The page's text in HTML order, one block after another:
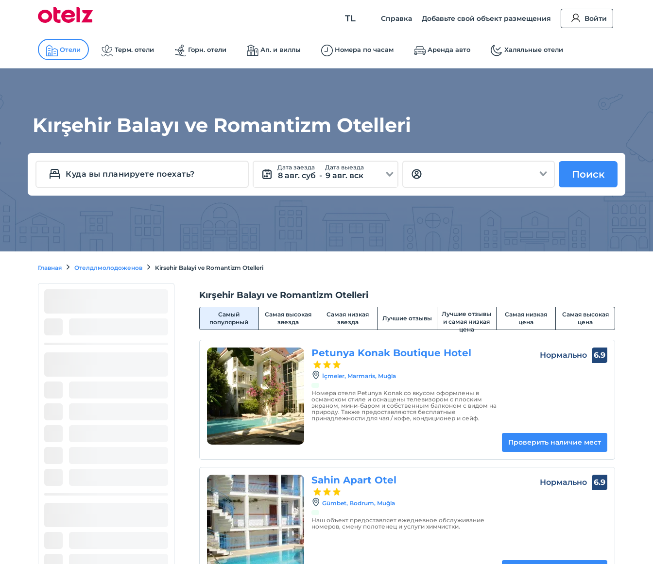
TL Справка Добавьте свой объект размещения Войти
Отели Терм. отели Горн. отели Ап. и виллы Номера по часам Аренда авто Халяльные отели
Kırşehir Balayı ve Romantizm Otelleri
Дата заезда
8 авг. суб -
Дата выезда
9 авг. вск Поиск
Главная Отелдлмолодоженов Kirsehir Balayi ve Romantizm Otelleri
Kırşehir Balayı ve Romantizm Otelleri
Самый
популярный
Самая высокая
звезда
Самая низкая
звезда
Лучшие отзывы
Лучшие отзывы
и самая низкая
цена
Самая низкая
цена
Самая высокая
цена
Petunya Konak Boutique Hotel
İçmeler, Marmaris, Muğla
Номера отеля Petunya Konak со вкусом оформлены в
османском стиле и оснащены телевизором с плоским
экраном, мини-баром и собственным балконом с видом на
природу. Также предоставляются бесплатные
принадлежности для чая / кофе, кондиционер и сейф.
Нормально 6.9
Проверить наличие мест
Sahin Apart Otel
Gümbet, Bodrum, Muğla
Наш объект предоставляет ежедневное обслуживание
номеров, смену полотенец и услуги химчистки.
Нормально 6.9